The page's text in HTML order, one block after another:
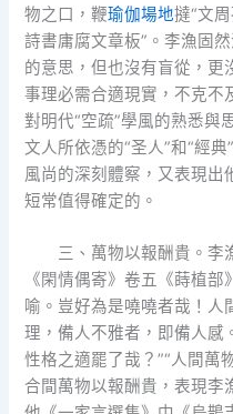
物之口，鞭瑜伽場地撻“文
詩書庸腐文章板”。李漁固
的意思，但也沒有盲從，更
事理必需合適現實，不克不
對明代“空疏”學風的熟悉與
文人所依憑的“圣人”和“經
風尚的深刻體察，又表現出
短常值得確定的。
三、萬物以報酬貴。李
《閑情偶寄》卷五《蒔植
喻。豈好為是嘵嘵者哉！人
理，備人不雅者，即備人感
性格之適罷了哉？”“人間萬
合間萬物以報酬貴，表現李